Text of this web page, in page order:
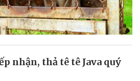
nhận, thả tê tê Java quý